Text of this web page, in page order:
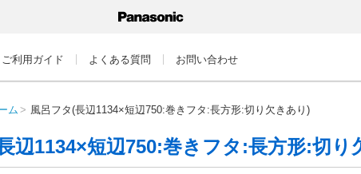
ご利用ガイド よくある質問 お問い合わせ
ム 風呂フタ(長辺1134×短辺750:巻きフタ:長方形:切り欠きあり)
辺1134×短辺750:巻きフタ:長方形:切り